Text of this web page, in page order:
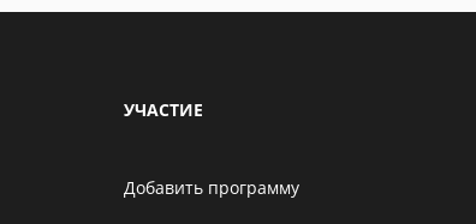
УЧАСТИЕ
Добавить программу